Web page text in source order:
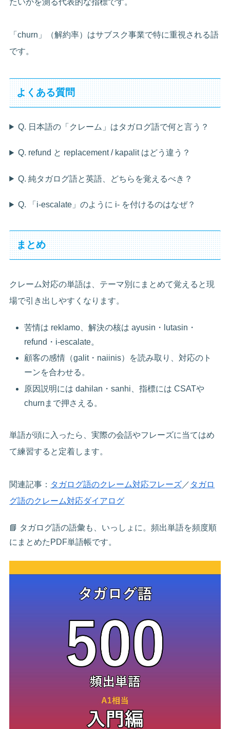
「churn」（解約率）はサブスク事業で特に重視される語
です。
よくある質問
Q. 日本語の「クレーム」はタガログ語で何と言う？
Q. refund と replacement / kapalit はどう違う？
Q. 純タガログ語と英語、どちらを覚えるべき？
Q. 「i-escalate」のように i- を付けるのはなぜ？
まとめ
クレーム対応の単語は、テーマ別にまとめて覚えると現
場で引き出しやすくなります。
苦情は reklamo、解決の核は ayusin・lutasin・
refund・i-escalate。
顧客の感情（galit・naiinis）を読み取り、対応のト
ーンを合わせる。
原因説明には dahilan・sanhi、指標には CSATや
churnまで押さえる。
単語が頭に入ったら、実際の会話やフレーズに当てはめ
て練習すると定着します。
関連記事： タガログ語のクレーム対応フレーズ ／ タガロ
グ語のクレーム対応ダイアログ
📘 タガログ語の語彙も、いっしょに。頻出単語を頻度順
にまとめたPDF単語帳です。